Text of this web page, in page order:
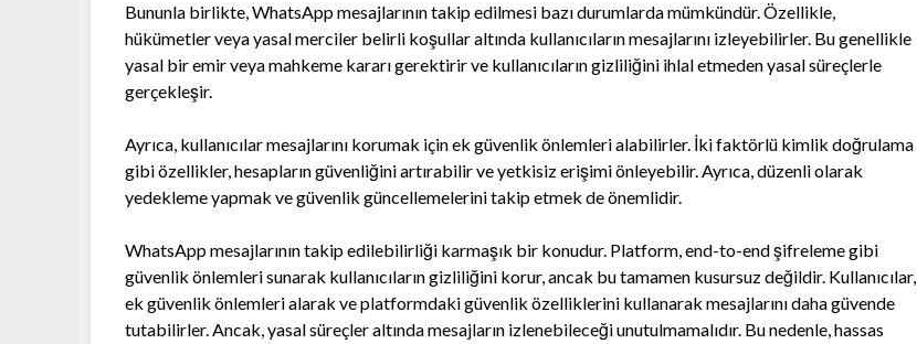
Bununla birlikte, WhatsApp mesajlarının takip edilmesi bazı durumlarda mümkündür. Özellikle,
hükümetler veya yasal merciler belirli koşullar altında kullanıcıların mesajlarını izleyebilirler. Bu genellikle
yasal bir emir veya mahkeme kararı gerektirir ve kullanıcıların gizliliğini ihlal etmeden yasal süreçlerle
gerçekleşir.
Ayrıca, kullanıcılar mesajlarını korumak için ek güvenlik önlemleri alabilirler. İki faktörlü kimlik doğrulama
gibi özellikler, hesapların güvenliğini artırabilir ve yetkisiz erişimi önleyebilir. Ayrıca, düzenli olarak
yedekleme yapmak ve güvenlik güncellemelerini takip etmek de önemlidir.
WhatsApp mesajlarının takip edilebilirliği karmaşık bir konudur. Platform, end-to-end şifreleme gibi
güvenlik önlemleri sunarak kullanıcıların gizliliğini korur, ancak bu tamamen kusursuz değildir. Kullanıcılar,
ek güvenlik önlemleri alarak ve platformdaki güvenlik özelliklerini kullanarak mesajlarını daha güvende
tutabilirler. Ancak, yasal süreçler altında mesajların izlenebileceği unutulmamalıdır. Bu nedenle, hassas